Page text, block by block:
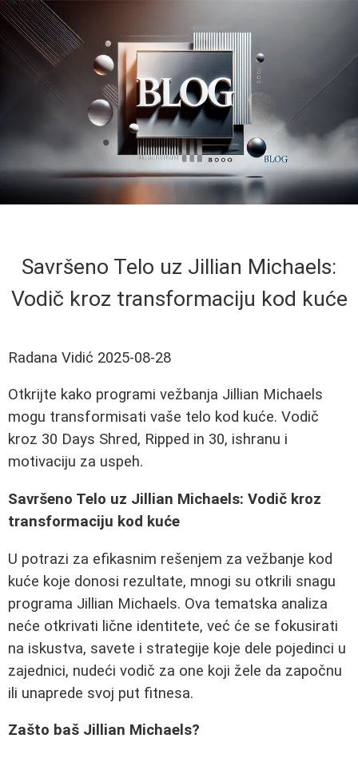
Savršeno Telo uz Jillian Michaels:
Vodič kroz transformaciju kod kuće
Radana Vidić 2025-08-28
Otkrijte kako programi vežbanja Jillian Michaels
mogu transformisati vaše telo kod kuće. Vodič
kroz 30 Days Shred, Ripped in 30, ishranu i
motivaciju za uspeh.
Savršeno Telo uz Jillian Michaels: Vodič kroz
transformaciju kod kuće
U potrazi za efikasnim rešenjem za vežbanje kod
kuće koje donosi rezultate, mnogi su otkrili snagu
programa Jillian Michaels. Ova tematska analiza
neće otkrivati lične identitete, već će se fokusirati
na iskustva, savete i strategije koje dele pojedinci u
zajednici, nudeći vodič za one koji žele da započnu
ili unaprede svoj put fitnesa.
Zašto baš Jillian Michaels?